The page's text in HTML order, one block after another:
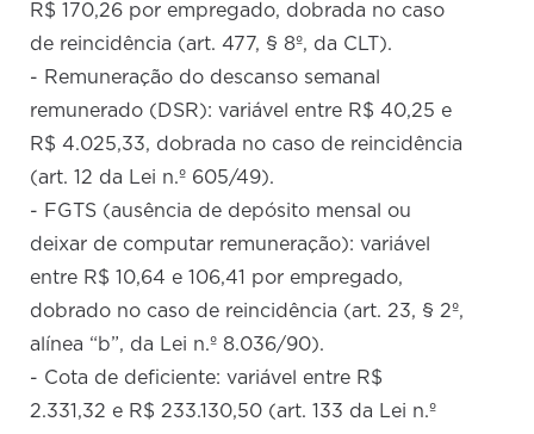
R$ 170,26 por empregado, dobrada no caso
de reincidência (art. 477, § 8º, da CLT).
- Remuneração do descanso semanal
remunerado (DSR): variável entre R$ 40,25 e
R$ 4.025,33, dobrada no caso de reincidência
(art. 12 da Lei n.º 605/49).
- FGTS (ausência de depósito mensal ou
deixar de computar remuneração): variável
entre R$ 10,64 e 106,41 por empregado,
dobrado no caso de reincidência (art. 23, § 2º,
alínea “b”, da Lei n.º 8.036/90).
- Cota de deficiente: variável entre R$
2.331,32 e R$ 233.130,50 (art. 133 da Lei n.º